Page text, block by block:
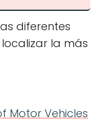
diferentes
la más
Motor Vehicles